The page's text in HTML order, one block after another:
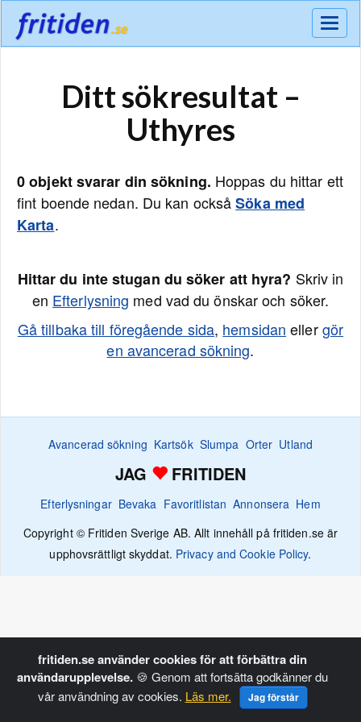
Meny
Ditt sökresultat –
Uthyres
0 objekt svarar din sökning. Hoppas du hittar ett
fint boende nedan. Du kan ocksåSöka med
Karta.
Hittar du inte stugan du söker att hyra? Skriv in
en Efterlysning med vad du önskar och söker.
Gå tillbaka till föregående sida, hemsidan ellergör
en avancerad sökning.
Avancerad sökning Kartsök Slumpa Orter Utland
JAG FRITIDEN
Efterlysningar Bevaka Favoritlistan Annonsera Hem
Copyright © Fritiden Sverige AB. Allt innehåll på fritiden.se är
upphovsrättligt skyddat. Privacy and Cookie Policy.
fritiden.se använder cookies för att förbättra din
användarupplevelse. 🍪 Genom att fortsätta godkänner du
vår användning av cookies. Läs mer. Jag förstår